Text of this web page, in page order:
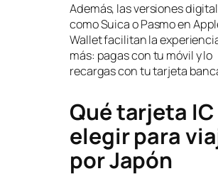
Además, las versiones
como Suica o Pasmo en
Wallet facilitan la
más: pagas con tu móvil y lo
recargas con tu tarjeta
Qué tarjeta IC
elegir para
por Japón